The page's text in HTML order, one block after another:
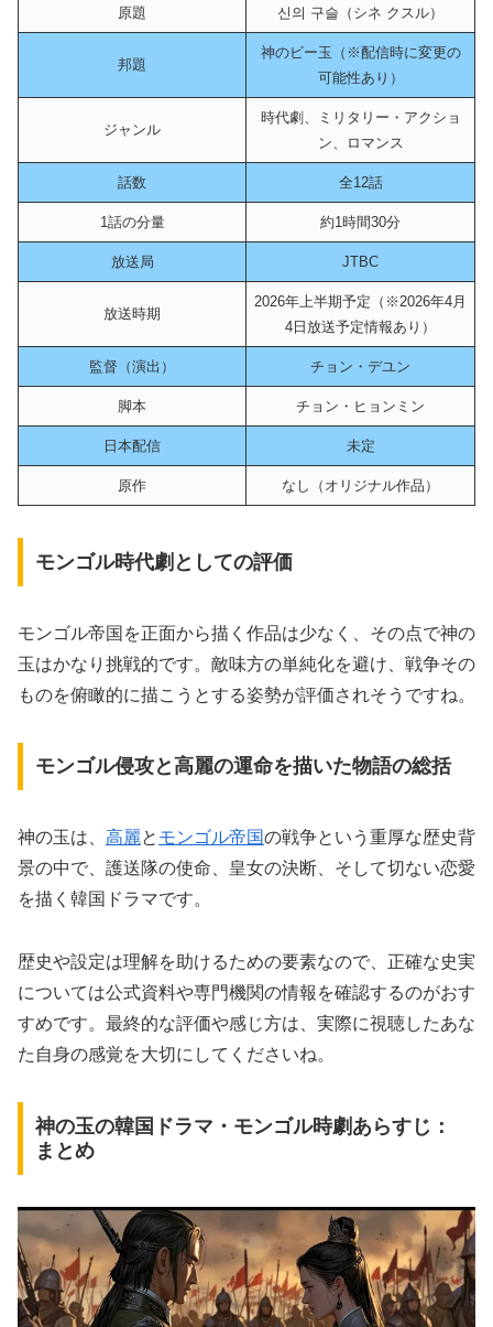
原題 신의 구슬（シネ クスル）
邦題
神のビー玉（※配信時に変更の
可能性あり）
ジャンル
時代劇、ミリタリー・アクショ
ン、ロマンス
話数 全12話
1話の分量 約1時間30分
放送局 JTBC
放送時期
2026年上半期予定（※2026年4月
4日放送予定情報あり）
監督（演出） チョン・デユン
脚本 チョン・ヒョンミン
日本配信 未定
原作 なし（オリジナル作品）
モンゴル時代劇としての評価
モンゴル帝国を正面から描く作品は少なく、その点で神の
玉はかなり挑戦的です。敵味方の単純化を避け、戦争その
ものを俯瞰的に描こうとする姿勢が評価されそうですね。
モンゴル侵攻と高麗の運命を描いた物語の総括
神の玉は、 高麗と モンゴル帝国の戦争という重厚な歴史背
景の中で、護送隊の使命、皇女の決断、そして切ない恋愛
を描く韓国ドラマです。
歴史や設定は理解を助けるための要素なので、正確な史実
については公式資料や専門機関の情報を確認するのがおす
すめです。最終的な評価や感じ方は、実際に視聴したあな
た自身の感覚を大切にしてくださいね。
神の玉の韓国ドラマ・モンゴル時劇あらすじ：
まとめ